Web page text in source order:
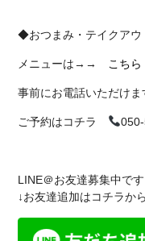
◆おつまみ・テイクアウ
メニューは→→ こちら
事前にお電話いただけ
ご予約はコチラ
LINE＠お友達募集中で
↓お友達追加はコチラか